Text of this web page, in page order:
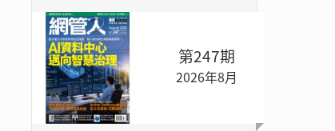
第247期
2026年8月